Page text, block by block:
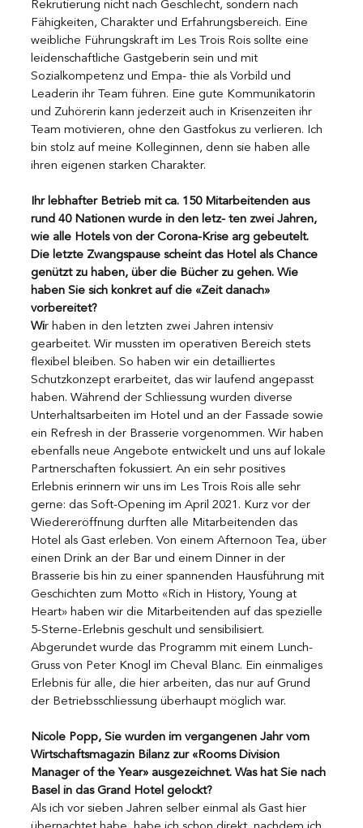
Rekrutierung nicht nach Geschlecht, sondern nach
Fähigkeiten, Charakter und Erfahrungsbereich. Eine
weibliche Führungskraft im Les Trois Rois sollte eine
leidenschaftliche Gastgeberin sein und mit
Sozialkompetenz und Empa- thie als Vorbild und
Leaderin ihr Team führen. Eine gute Kommunikatorin
und Zuhörerin kann jederzeit auch in Krisenzeiten ihr
Team motivieren, ohne den Gastfokus zu verlieren. Ich
bin stolz auf meine Kolleginnen, denn sie haben alle
ihren eigenen starken Charakter.
Ihr lebhafter Betrieb mit ca. 150 Mitarbeitenden aus
rund 40 Nationen wurde in den letz- ten zwei Jahren,
wie alle Hotels von der Corona-Krise arg gebeutelt.
Die letzte Zwangspause scheint das Hotel als Chance
genützt zu haben, über die Bücher zu gehen. Wie
haben Sie sich konkret auf die «Zeit danach»
vorbereitet?
Wir haben in den letzten zwei Jahren intensiv
gearbeitet. Wir mussten im operativen Bereich stets
flexibel bleiben. So haben wir ein detailliertes
Schutzkonzept erarbeitet, das wir laufend angepasst
haben. Während der Schliessung wurden diverse
Unterhaltsarbeiten im Hotel und an der Fassade sowie
ein Refresh in der Brasserie vorgenommen. Wir haben
ebenfalls neue Angebote entwickelt und uns auf lokale
Partnerschaften fokussiert. An ein sehr positives
Erlebnis erinnern wir uns im Les Trois Rois alle sehr
gerne: das Soft-Opening im April 2021. Kurz vor der
Wiedereröffnung durften alle Mitarbeitenden das
Hotel als Gast erleben. Von einem Afternoon Tea, über
einen Drink an der Bar und einem Dinner in der
Brasserie bis hin zu einer spannenden Hausführung mit
Geschichten zum Motto «Rich in History, Young at
Heart» haben wir die Mitarbeitenden auf das spezielle
5-Sterne-Erlebnis geschult und sensibilisiert.
Abgerundet wurde das Programm mit einem Lunch-
Gruss von Peter Knogl im Cheval Blanc. Ein einmaliges
Erlebnis für alle, die hier arbeiten, das nur auf Grund
der Betriebsschliessung überhaupt möglich war.
Nicole Popp, Sie wurden im vergangenen Jahr vom
Wirtschaftsmagazin Bilanz zur «Rooms Division
Manager of the Year» ausgezeichnet. Was hat Sie nach
Basel in das Grand Hotel gelockt?
Als ich vor sieben Jahren selber einmal als Gast hier